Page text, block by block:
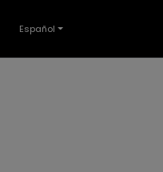
Español